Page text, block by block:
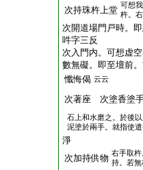
次持珠杵上堂 可想
杵。
次開道場門戸時。
吽字三反
次入門内。可想虚
數無礙。即至壇前
懺悔偈 云云
次著座 次塗香塗
石上和水磨之。於後
泥塗於兩手。就指使
淨
次加持供物 右手取
持。若